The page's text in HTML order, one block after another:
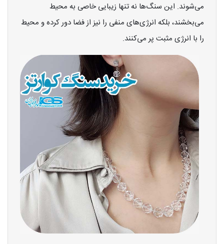
می‌شوند. این سنگ‌ها نه تنها زیبایی خاصی به محیط
می‌بخشند، بلکه انرژی‌های منفی را نیز از فضا دور کرده و محیط
را با انرژی مثبت پر می‌کنند.